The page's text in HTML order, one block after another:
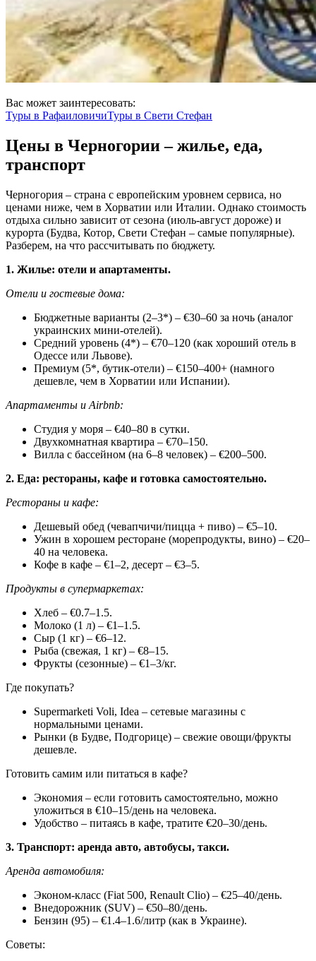
Вас может заинтересовать:
Туры в РафаиловичиТуры в Свети Стефан
Цены в Черногории – жилье, еда,
транспорт
Черногория – страна с европейским уровнем сервиса, но
ценами ниже, чем в Хорватии или Италии. Однако стоимость
отдыха сильно зависит от сезона (июль-август дороже) и
курорта (Будва, Котор, Свети Стефан – самые популярные).
Разберем, на что рассчитывать по бюджету.
1. Жилье: отели и апартаменты.
Отели и гостевые дома:
Бюджетные варианты (2–3*) – €30–60 за ночь (аналог
украинских мини-отелей).
Средний уровень (4*) – €70–120 (как хороший отель в
Одессе или Львове).
Премиум (5*, бутик-отели) – €150–400+ (намного
дешевле, чем в Хорватии или Испании).
Апартаменты и Airbnb:
Студия у моря – €40–80 в сутки.
Двухкомнатная квартира – €70–150.
Вилла с бассейном (на 6–8 человек) – €200–500.
2. Еда: рестораны, кафе и готовка самостоятельно.
Рестораны и кафе:
Дешевый обед (чевапчичи/пицца + пиво) – €5–10.
Ужин в хорошем ресторане (морепродукты, вино) – €20–
40 на человека.
Кофе в кафе – €1–2, десерт – €3–5.
Продукты в супермаркетах:
Хлеб – €0.7–1.5.
Молоко (1 л) – €1–1.5.
Сыр (1 кг) – €6–12.
Рыба (свежая, 1 кг) – €8–15.
Фрукты (сезонные) – €1–3/кг.
Где покупать?
Supermarketi Voli, Idea – сетевые магазины с
нормальными ценами.
Рынки (в Будве, Подгорице) – свежие овощи/фрукты
дешевле.
Готовить самим или питаться в кафе?
Экономия – если готовить самостоятельно, можно
уложиться в €10–15/день на человека.
Удобство – питаясь в кафе, тратите €20–30/день.
3. Транспорт: аренда авто, автобусы, такси.
Аренда автомобиля:
Эконом-класс (Fiat 500, Renault Clio) – €25–40/день.
Внедорожник (SUV) – €50–80/день.
Бензин (95) – €1.4–1.6/литр (как в Украине).
Советы: